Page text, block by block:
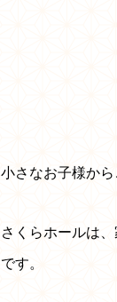
小さなお子様か
さくらホールは
です。